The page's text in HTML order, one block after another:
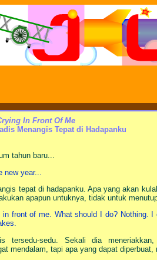
In Front Of Me
Menangis Tepat di Hadapanku
tahun baru...
year...
tepat di hadapanku. Apa yang akan
apapun untuknya, tidak untuk
front of me. What should I do? Nothing.
tersedu-sedu. Sekali dia
mendalam, tapi apa yang dapat